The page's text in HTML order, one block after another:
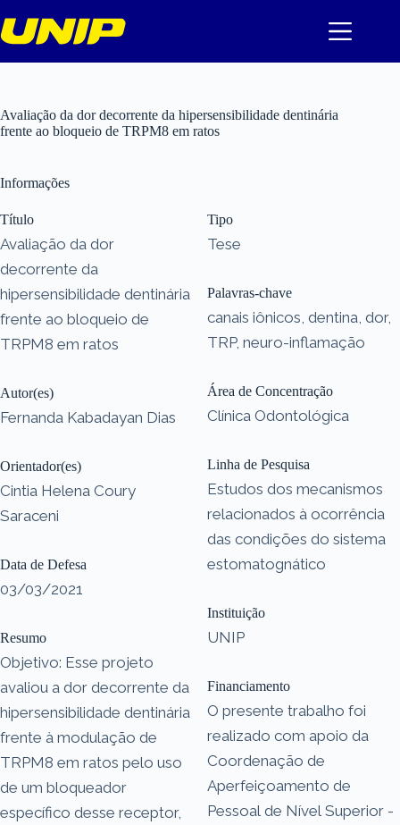
para
o
Avaliação da dor decorrente da hipersensibilidade dentinária
frente ao bloqueio de TRPM8 em ratos
Informações
Título
Avaliação da dor
decorrente da
hipersensibilidade dentinária
frente ao bloqueio de
TRPM8 em ratos
Autor(es)
Fernanda Kabadayan Dias
Orientador(es)
Cintia Helena Coury
Saraceni
Data de Defesa
03/03/2021
Resumo
Objetivo: Esse projeto
avaliou a dor decorrente da
hipersensibilidade dentinária
frente à modulação de
TRPM8 em ratos pelo uso
de um bloqueador
específico desse receptor,
Tipo
Tese
Palavras-chave
canais iônicos, dentina, dor,
TRP, neuro-inflamação
Área de Concentração
Clínica Odontológica
Linha de Pesquisa
Estudos dos mecanismos
relacionados à ocorrência
das condições do sistema
estomatognático
Instituição
UNIP
Financiamento
O presente trabalho foi
realizado com apoio da
Coordenação de
Aperfeiçoamento de
Pessoal de Nível Superior -